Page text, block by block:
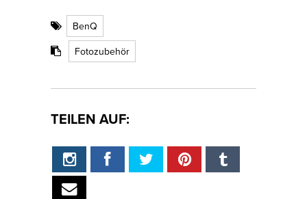
BenQ
Fotozubehör
TEILEN AUF: